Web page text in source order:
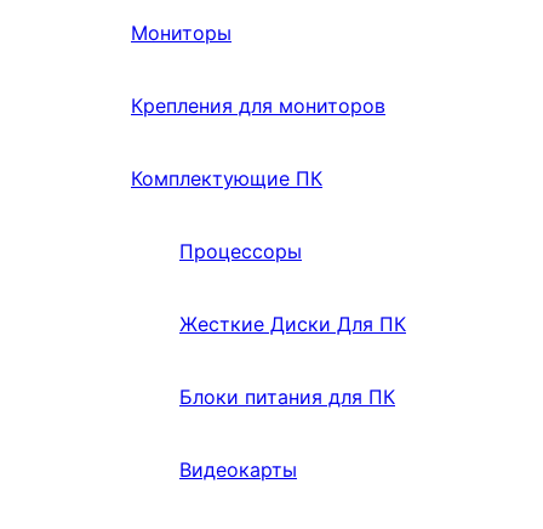
Мониторы
Крепления для мониторов
Комплектующие ПК
Процессоры
Жесткие Диски Для ПК
Блоки питания для ПК
Видеокарты